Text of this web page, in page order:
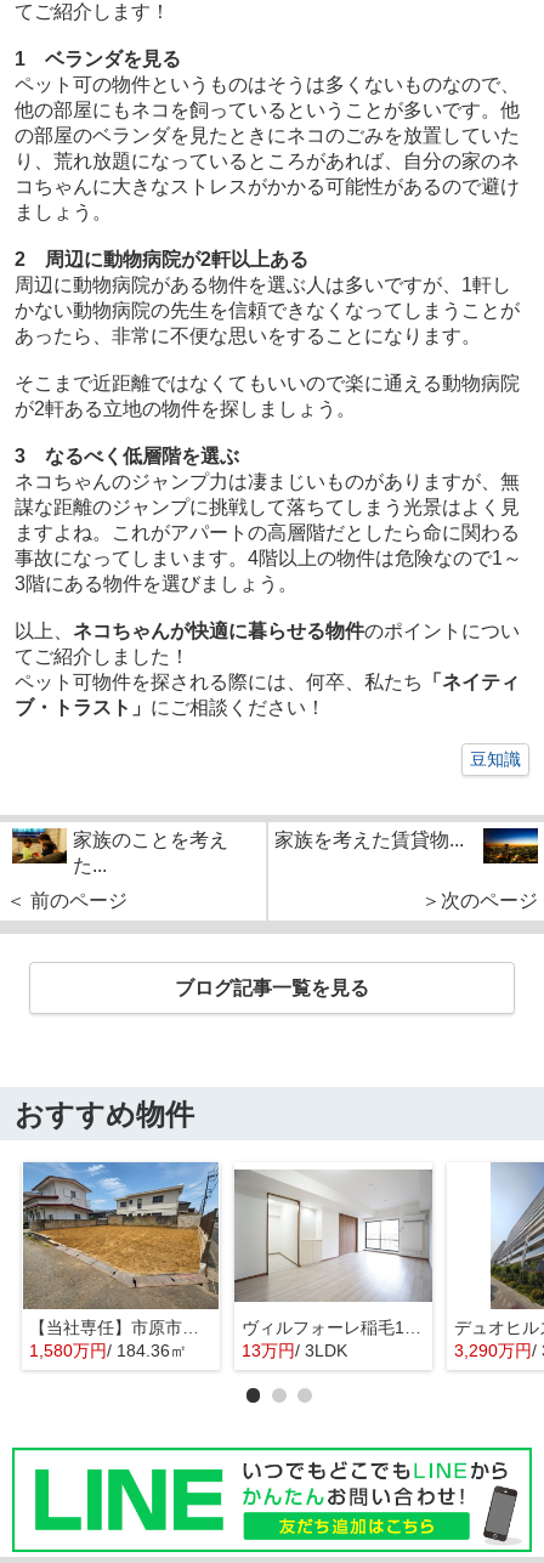
てご紹介します！
1 ベランダを見る
ペット可の物件というものはそうは多くないものなので、
他の部屋にもネコを飼っているということが多いです。他
の部屋のベランダを見たときにネコのごみを放置していた
り、荒れ放題になっているところがあれば、自分の家のネ
コちゃんに大きなストレスがかかる可能性があるので避け
ましょう。
2 周辺に動物病院が2軒以上ある
周辺に動物病院がある物件を選ぶ人は多いですが、1軒し
かない動物病院の先生を信頼できなくなってしまうことが
あったら、非常に不便な思いをすることになります。
そこまで近距離ではなくてもいいので楽に通える動物病院
が2軒ある立地の物件を探しましょう。
3 なるべく低層階を選ぶ
ネコちゃんのジャンプ力は凄まじいものがありますが、無
謀な距離のジャンプに挑戦して落ちてしまう光景はよく見
ますよね。これがアパートの高層階だとしたら命に関わる
事故になってしまいます。4階以上の物件は危険なので1～
3階にある物件を選びましょう。
以上、 ネコちゃんが快適に暮らせる物件のポイントについ
てご紹介しました！
ペット可物件を探される際には、何卒、私たち
「ネイティ
ブ・トラスト」 にご相談ください！
豆知識
家族のことを考え
た...
＜ 前のページ
家族を考えた賃貸物...
＞次のページ
ブログ記事一覧を見る
おすすめ物件
【当社専任】市原市辰巳台東4丁目 売り土地
1,580万円/ 184.36㎡
13万円/ 3LDK 3,290万円/